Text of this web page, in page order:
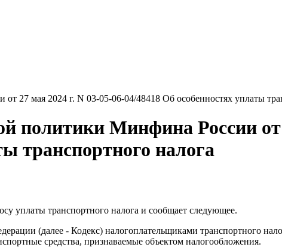
27 мая 2024 г. N 03-05-06-04/48418 Об особенностях уплаты
политики Минфина России от
транспортного налога
уплаты транспортного налога и сообщает следующее.
(далее - Кодекс) налогоплательщиками транспортного
средства, признаваемые объектом налогообложения.